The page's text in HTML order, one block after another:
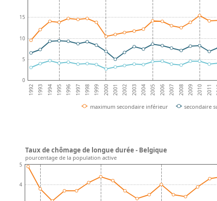
1992 1993 1994 1995 1996 1997 1998 1999 2000 2001 2002 2003 2004 2005 2006 2007 2008 2009 2010 2011
0
5
10
15
maximum secondaire inférieur secondaire
4
5
Taux de chômage de longue durée - Belgique
pourcentage de la population active